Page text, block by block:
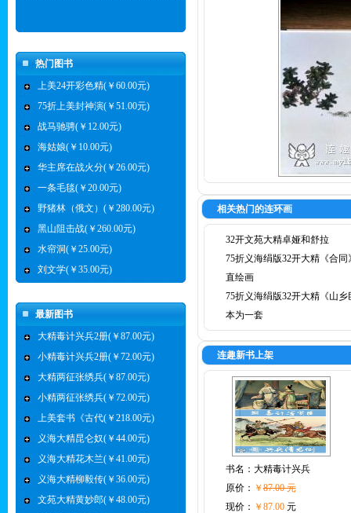
热门图书
上美24开彩色精(￥60.00元)
75折上美封神演(￥51.00元)
战马驰骋(￥12.00元)
海姑娘(￥10.00元)
华主席在战火分(￥26.00元)
一条毛毯(￥20.00元)
野猪林（俄文）(￥280.00元)
黑山阻击战(￥260.00元)
水帘洞(￥25.00元)
刘文学(￥35.00元)
最新图书
大精毒计兴兵2册(￥87.00元)
小精毒计兴兵2册(￥72.00元)
大精两征张绣兵(￥87.00元)
小精两征张绣兵(￥72.00元)
上美套书《古代(￥218.00元)
义海大精昆仑奴(￥44.00元)
义海大精花木兰(￥41.00元)
义海大精柳毅传(￥36.00元)
文苑大精黄妙郎(￥48.00元)
相关热门的连环画
32开文苑大精卓娅和舒拉
75折义海绢版32开大精《合同
直绘画
75折义海绢版32开大精《山乡
本为一套
连趣新书上架
书名： 大精毒计兴兵
原价： ￥87.00 元
现价： ￥87.00元